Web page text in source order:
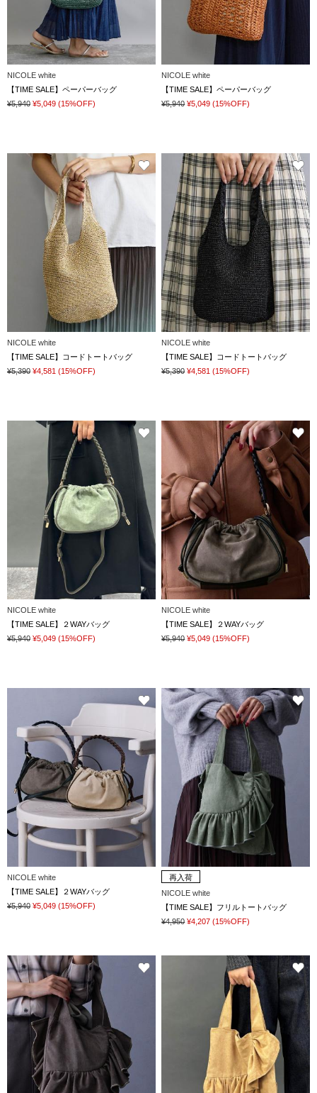
NICOLE white
【TIME SALE】ペーパーバッグ
¥5,940 ¥5,049 (15%OFF)
NICOLE white
【TIME SALE】ペーパーバッグ
¥5,940 ¥5,049 (15%OFF)
NICOLE white
【TIME SALE】コードトートバッグ
¥5,390 ¥4,581 (15%OFF)
NICOLE white
【TIME SALE】コードトートバッグ
¥5,390 ¥4,581 (15%OFF)
NICOLE white
【TIME SALE】２WAYバッグ
¥5,940 ¥5,049 (15%OFF)
NICOLE white
【TIME SALE】２WAYバッグ
¥5,940 ¥5,049 (15%OFF)
NICOLE white
【TIME SALE】２WAYバッグ
¥5,940 ¥5,049 (15%OFF)
再入荷
NICOLE white
【TIME SALE】フリルトートバッグ
¥4,950 ¥4,207 (15%OFF)